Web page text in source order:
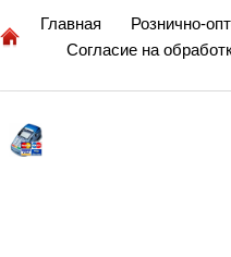
Главная Рознично-
Согласие на